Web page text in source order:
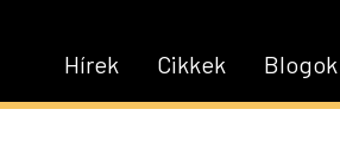
Blogok
Cikkek
Hírek